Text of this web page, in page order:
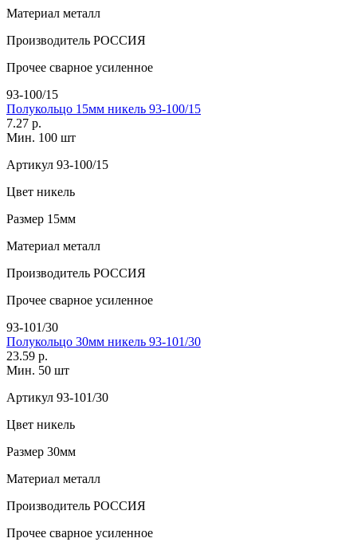
Материал металл
Производитель РОССИЯ
Прочее сварное усиленное
93-100/15
Полукольцо 15мм никель 93-100/15
7.27 р.
Мин. 100 шт
Артикул 93-100/15
Цвет никель
Размер 15мм
Материал металл
Производитель РОССИЯ
Прочее сварное усиленное
93-101/30
Полукольцо 30мм никель 93-101/30
23.59 р.
Мин. 50 шт
Артикул 93-101/30
Цвет никель
Размер 30мм
Материал металл
Производитель РОССИЯ
Прочее сварное усиленное